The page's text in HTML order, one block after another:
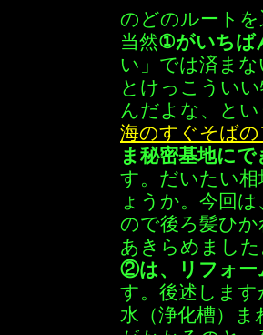
のどのルート
当然①がいちば
い」では済ま
とけっこうい
んだよな、と
海のすぐそば
ま秘密基地に
す。だいたい
ょうか。今回
ので後ろ髪ひ
あきらめまし
②は、リフォー
す。後述しま
水（浄化槽）